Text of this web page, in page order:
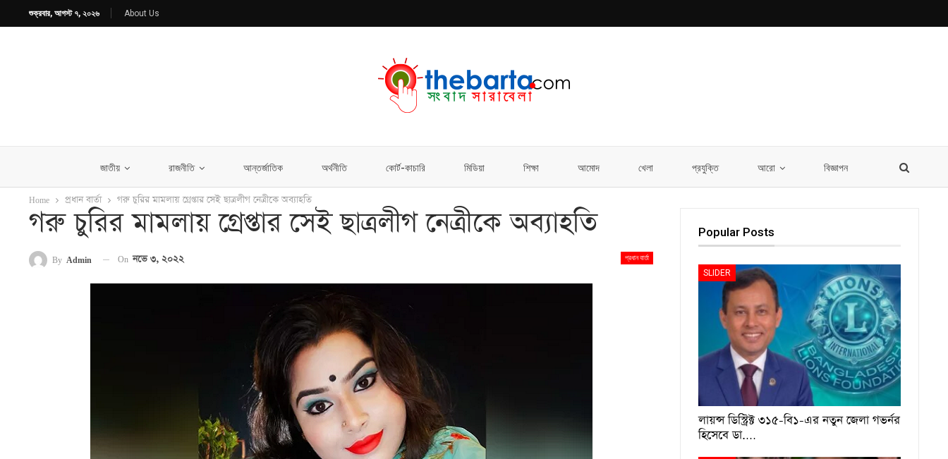
শুক্রবার, আগস্ট ৭, ২০২৬ About Us
জাতীয় রাজনীতি আন্তর্জাতিক অর্থনীতি কোর্ট-কাচারি মিডিয়া শিক্ষা আমোদ খেলা প্রযুক্তি আরো বিজ্ঞাপন
Home প্রধান বার্তা গরু চুরির মামলায় গ্রেপ্তার সেই ছাত্রলীগ নেত্রীকে অব্যাহতি
গরু চুরির মামলায় গ্রেপ্তার সেই ছাত্রলীগ নেত্রীকে অব্যাহতি
প্রধান বার্তা
By Admin On নভে ৩, ২০২২
Popular Posts
SLIDER
লায়ন্স ডিস্ট্রিক্ট ৩১৫-বি১-এর নতুন জেলা গভর্নর
হিসেবে ডা.…